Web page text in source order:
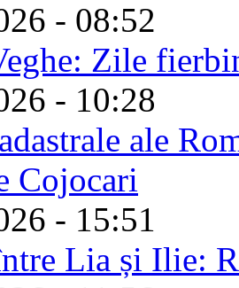
- 08:52
Zile
- 10:28
ale
Cojocari
- 15:51
Lia și Ilie: